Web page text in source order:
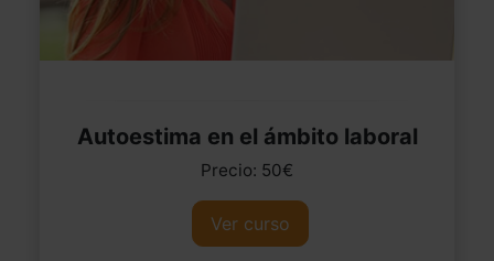
Autoestima en el ámbito laboral
Precio: 50€
Ver curso